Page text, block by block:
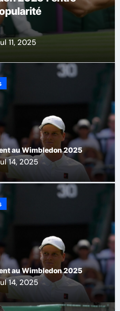
sur gazon :
9, 2025
au Wimbledon 2025
14, 2025
au Wimbledon 2025
14, 2025